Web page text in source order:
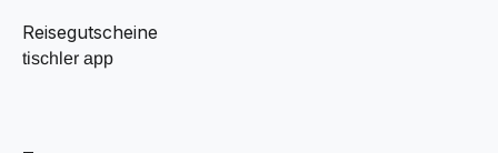
Reisegutscheine
tischler app